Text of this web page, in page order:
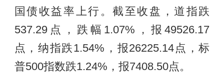
国债收益率上行。截至收盘，道指跌
537.29点，跌幅1.07%，报49526.17
点，纳指跌1.54%，报26225.14点，标
普500指数跌1.24%，报7408.50点。